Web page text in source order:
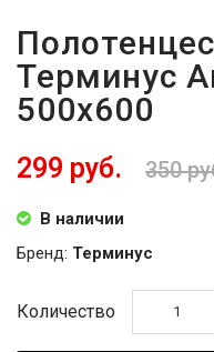
Терминус
500х600
299 руб. 350
В наличии
Бренд: Терминус
Количество